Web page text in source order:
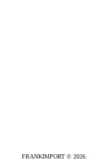
FRANKIMPORT © 2026.